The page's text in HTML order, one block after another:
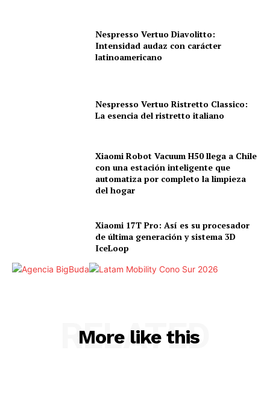
Nespresso Vertuo Diavolitto:
Intensidad audaz con carácter
latinoamericano
Nespresso Vertuo Ristretto Classico:
La esencia del ristretto italiano
Xiaomi Robot Vacuum H50 llega a Chile
con una estación inteligente que
automatiza por completo la limpieza
del hogar
Xiaomi 17T Pro: Así es su procesador
de última generación y sistema 3D
IceLoop
More like this
RELATED